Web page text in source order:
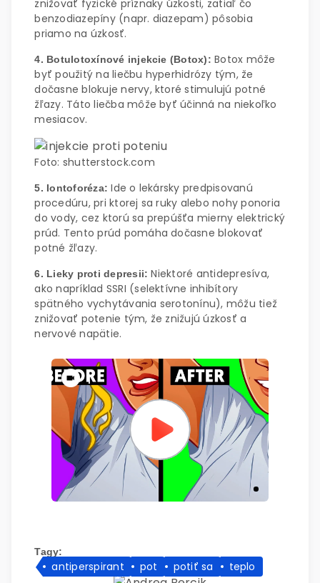
znižovať fyzické príznaky úzkosti, zatiaľ čo
benzodiazepíny (napr. diazepam) pôsobia
priamo na úzkosť.
4. Botulotoxínové injekcie (Botox): Botox môže
byť použitý na liečbu hyperhidrózy tým, že
dočasne blokuje nervy, ktoré stimulujú potné
žľazy. Táto liečba môže byť účinná na niekoľko
mesiacov.
Foto: shutterstock.com
5. Iontoforéza: Ide o lekársky predpisovanú
procedúru, pri ktorej sa ruky alebo nohy ponoria
do vody, cez ktorú sa prepúšťa mierny elektrický
prúd. Tento prúd pomáha dočasne blokovať
potné žľazy.
6. Lieky proti depresii: Niektoré antidepresíva,
ako napríklad SSRI (selektívne inhibítory
spätného vychytávania serotonínu), môžu tiež
znižovať potenie tým, že znižujú úzkosť a
nervové napätie.
|
Tagy:
antiperspirant pot potiť sa teplo